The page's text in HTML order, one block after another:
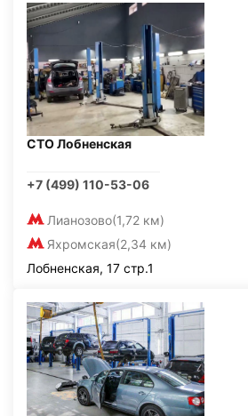
СТО Лобненская
+7 (499) 110-53-06
Лианозово(1,72 км)
Яхромская(2,34 км)
Лобненская, 17 стр.1